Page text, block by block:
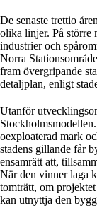
De senaste trettio
olika linjer. På större
industrier och
Norra
fram övergripande
detaljplan, enligt
Utanför
oexploaterad mark
stadens gillande får
ensamrätt att,
När den vinner laga
tomträtt, om
kan utnyttja den